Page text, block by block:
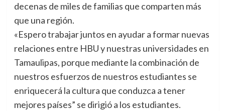
decenas de miles de familias que comparten más
que una región.
«Espero trabajar juntos en ayudar a formar nuevas
relaciones entre HBU y nuestras universidades en
Tamaulipas, porque mediante la combinación de
nuestros esfuerzos de nuestros estudiantes se
enriquecerá la cultura que conduzca a tener
mejores países” se dirigió a los estudiantes.